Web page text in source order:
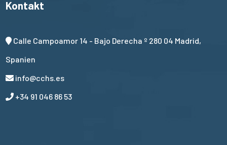
Kontakt
Calle Campoamor 14 - Bajo Derecha º 280 04 Madrid,
Spanien
info@cchs.es
+34 91 046 86 53